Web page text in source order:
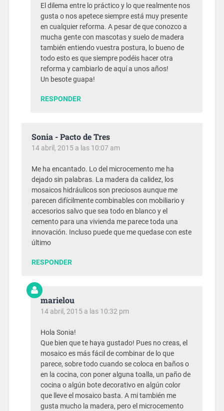
El dilema entre lo práctico y lo que realmente nos
gusta o nos apetece siempre está muy presente
en cualquier reforma. A pesar de que conozco a
mucha gente con mascotas y suelo de madera
también entiendo vuestra postura, lo bueno de
todo esto es que siempre podéis hacer otra
reforma y cambiarlo de aquí a unos años!
Un besote guapa!
RESPONDER
Sonia - Pacto de Tres
14 abril, 2015 a las 10:07 am
Me ha encantado. Lo del microcemento me ha
dejado sin palabras. La madera da calidez, los
mosaicos hidráulicos son preciosos aunque me
parecen difícilmente combinables con mobiliario y
accesorios salvo que sea todo en blanco y el
cemento para una vivienda me parece toda una
innovación. Incluso puede que me quedase con este
último
RESPONDER
marielou
14 abril, 2015 a las 10:32 pm
Hola Sonia!
Que bien que te haya gustado! Pues no creas, el
mosaico es más fácil de combinar de lo que
parece, sobre todo cuando se coloca en baños o
en la cocina, con poner alguna toalla, un paño de
cocina o algún bote decorativo en algún color
que lleve el mosaico basta. A mi también me
gusta mucho la madera, pero el microcemento